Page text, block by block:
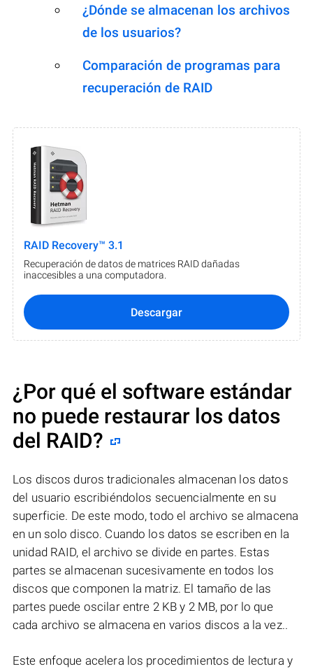
¿Dónde se almacenan los archivos
de los usuarios?
Comparación de programas para
recuperación de RAID
RAID Recovery™ 3.1
Recuperación de datos de matrices RAID dañadas
inaccesibles a una computadora.
Descargar
¿Por qué el software estándar
no puede restaurar los datos
del RAID?
Los discos duros tradicionales almacenan los datos
del usuario escribiéndolos secuencialmente en su
superficie. De este modo, todo el archivo se almacena
en un solo disco. Cuando los datos se escriben en la
unidad RAID, el archivo se divide en partes. Estas
partes se almacenan sucesivamente en todos los
discos que componen la matriz. El tamaño de las
partes puede oscilar entre 2 KB y 2 MB, por lo que
cada archivo se almacena en varios discos a la vez..
Este enfoque acelera los procedimientos de lectura y